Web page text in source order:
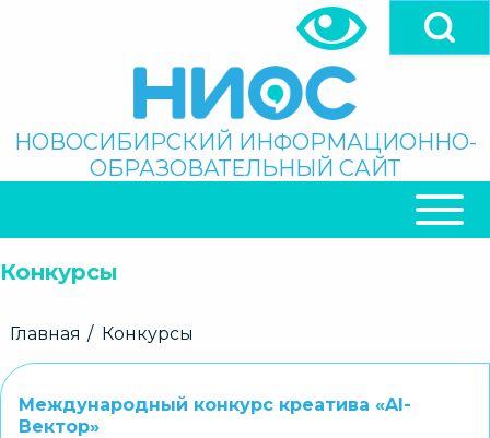
Поиск
НОВОСИБИРСКИЙ ИНФОРМАЦИОННО-
ОБРАЗОВАТЕЛЬНЫЙ САЙТ
НАВИГАЦИЯ
Конкурсы
Строка
Главная Конкурсы
Международный конкурс креатива «AI-
Вектор»